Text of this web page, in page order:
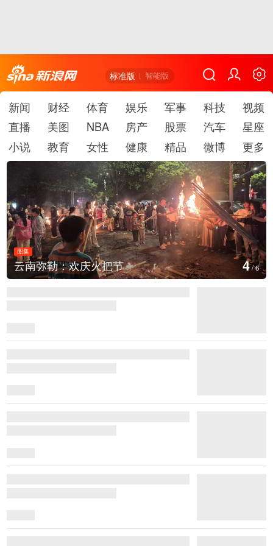
标准版 智能版
新闻 财经 体育 娱乐 军事 科技
视频
直播
美图 NBA 房产 股票 汽车
星座
小说
教育 女性 健康 精品 微博 更多
图集
云南弥勒：欢庆火把节 4/6